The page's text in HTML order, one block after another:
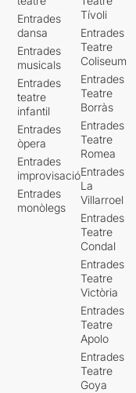
Entrades
dansa
Entrades
musicals
Entrades
teatre
infantil
Entrades
òpera
Entrades
improvisació
Entrades
monòlegs
Tívoli
Entrades
Teatre
Coliseum
Entrades
Teatre
Borràs
Entrades
Teatre
Romea
Entrades
La
Villarroel
Entrades
Teatre
Condal
Entrades
Teatre
Victòria
Entrades
Teatre
Apolo
Entrades
Teatre
Goya